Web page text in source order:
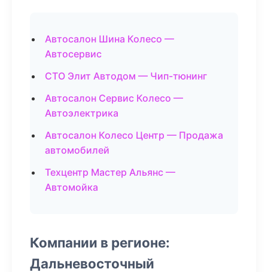
Автосалон Шина Колесо —
Автосервис
СТО Элит Автодом — Чип-тюнинг
Автосалон Сервис Колесо —
Автоэлектрика
Автосалон Колесо Центр — Продажа
автомобилей
Техцентр Мастер Альянс —
Автомойка
Компании в регионе:
Дальневосточный